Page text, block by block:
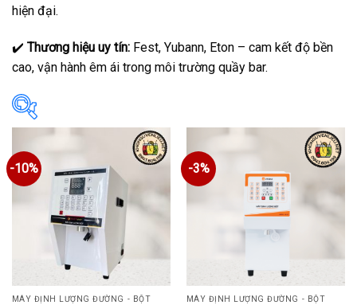
hiện đại.
✔️ Thương hiệu uy tín: Fest, Yubann, Eton – cam kết độ bền
cao, vận hành êm ái trong môi trường quầy bar.
On sale
Thẻ sản phẩm
-10%
MÁY ĐỊNH LƯỢNG ĐƯỜNG - BỘT
-3%
MÁY ĐỊNH LƯỢNG ĐƯỜNG - BỘT